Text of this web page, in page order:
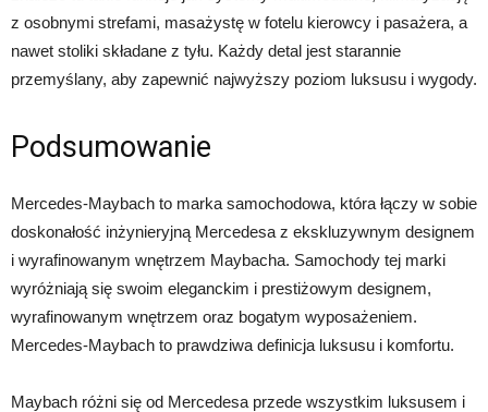
z osobnymi strefami, masażystę w fotelu kierowcy i pasażera, a
nawet stoliki składane z tyłu. Każdy detal jest starannie
przemyślany, aby zapewnić najwyższy poziom luksusu i wygody.
Podsumowanie
Mercedes-Maybach to marka samochodowa, która łączy w sobie
doskonałość inżynieryjną Mercedesa z ekskluzywnym designem
i wyrafinowanym wnętrzem Maybacha. Samochody tej marki
wyróżniają się swoim eleganckim i prestiżowym designem,
wyrafinowanym wnętrzem oraz bogatym wyposażeniem.
Mercedes-Maybach to prawdziwa definicja luksusu i komfortu.
Maybach różni się od Mercedesa przede wszystkim luksusem i